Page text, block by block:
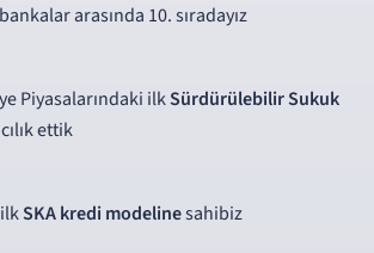
arasında 10. sıradayız
Piyasalarındaki ilkSürdürülebilir Sukuk
ettik
SKA kredi modelinesahibiz